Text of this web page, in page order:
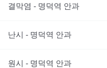
결막염 - 명덕역 안과
난시 - 명덕역 안과
원시 - 명덕역 안과